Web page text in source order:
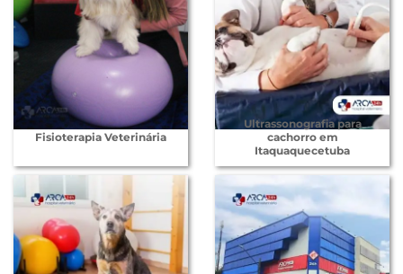
Fisioterapia Veterinária
Ultrassonografia para
cachorro em
Itaquaquecetuba